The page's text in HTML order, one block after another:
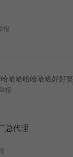
报
哈哈哈哈哈哈好好
举报
总代理